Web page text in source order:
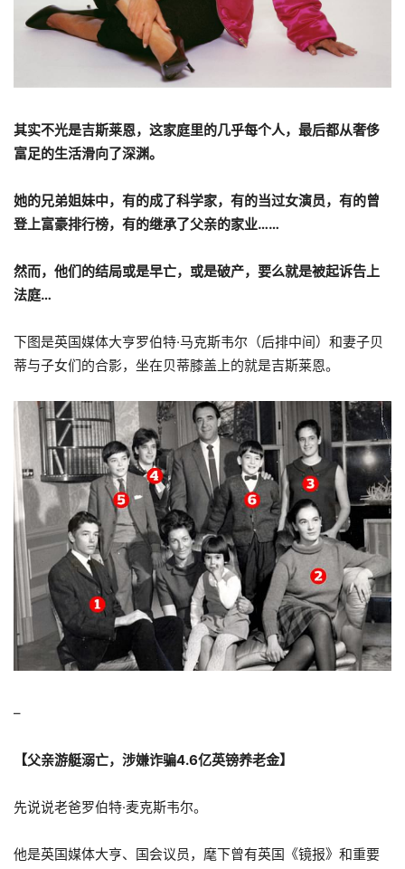
其实不光是吉斯莱恩，这家庭里的几乎每个人，最后都从奢侈
富足的生活滑向了深渊。
她的兄弟姐妹中，有的成了科学家，有的当过女演员，有的曾
登上富豪排行榜，有的继承了父亲的家业……
然而，他们的结局或是早亡，或是破产，要么就是被起诉告上
法庭…
下图是英国媒体大亨罗伯特·马克斯韦尔（后排中间）和妻子贝
蒂与子女们的合影，坐在贝蒂膝盖上的就是吉斯莱恩。
–
【父亲游艇溺亡，涉嫌诈骗4.6亿英镑养老金】
先说说老爸罗伯特·麦克斯韦尔。
他是英国媒体大亨、国会议员，麾下曾有英国《镜报》和重要